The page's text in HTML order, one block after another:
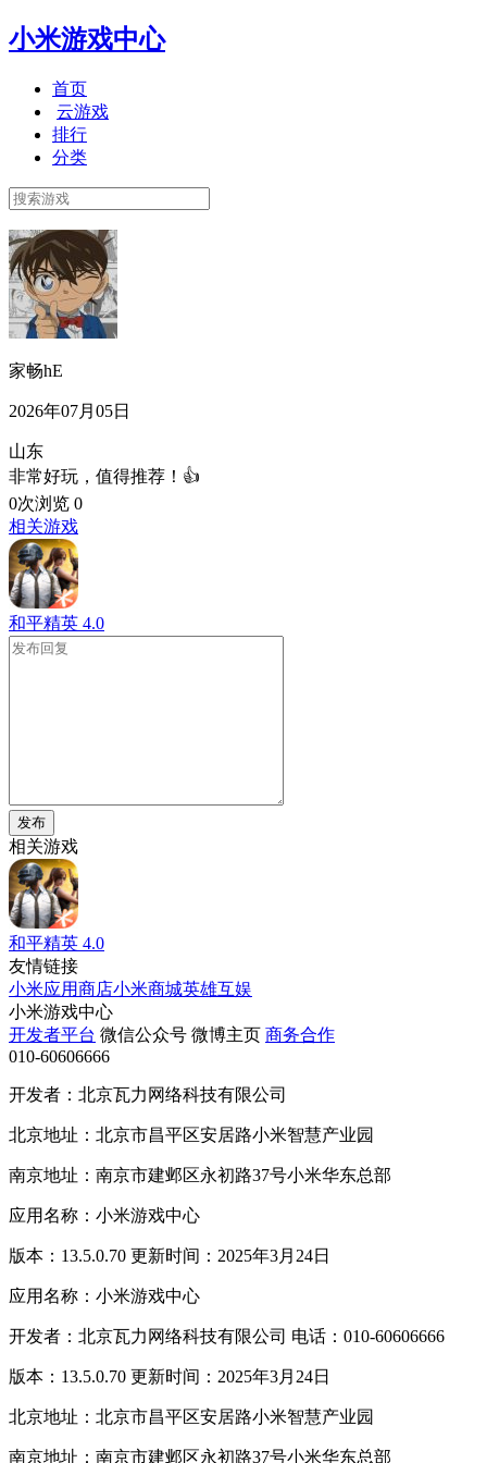
小米游戏中心
首页
云游戏
排行
分类
家畅hE
2026年07月05日
山东
非常好玩，值得推荐！👍
0次浏览 0
相关游戏
和平精英 4.0
发布
相关游戏
和平精英 4.0
友情链接
小米应用商店小米商城英雄互娱
小米游戏中心
开发者平台 微信公众号 微博主页 商务合作
010-60606666
开发者：北京瓦力网络科技有限公司
北京地址：北京市昌平区安居路小米智慧产业园
南京地址：南京市建邺区永初路37号小米华东总部
应用名称：小米游戏中心
版本：13.5.0.70 更新时间：2025年3月24日
应用名称：小米游戏中心
开发者：北京瓦力网络科技有限公司 电话：010-60606666
版本：13.5.0.70 更新时间：2025年3月24日
北京地址：北京市昌平区安居路小米智慧产业园
南京地址：南京市建邺区永初路37号小米华东总部